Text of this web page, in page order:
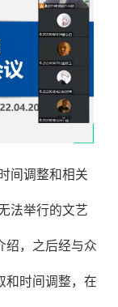
间调整和相关
法举行的文艺
绍，之后经与众
和时间调整，在